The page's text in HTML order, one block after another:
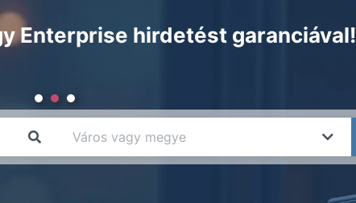
Enterprise hirdetést garanciával!